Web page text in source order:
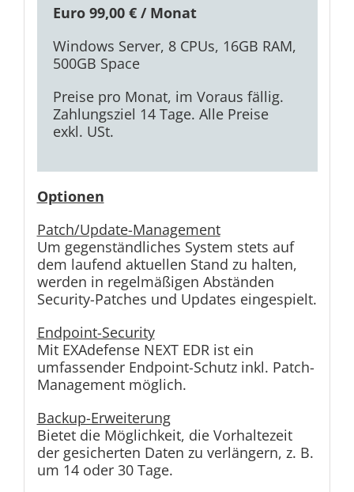
Euro 99,00 € / Monat
Windows Server, 8 CPUs, 16GB RAM,
500GB Space
Preise pro Monat, im Voraus fällig.
Zahlungsziel 14 Tage. Alle Preise
exkl. USt.
Optionen
Patch/Update-Management
Um gegenständliches System stets auf
dem laufend aktuellen Stand zu halten,
werden in regelmäßigen Abständen
Security-Patches und Updates eingespielt.
Endpoint-Security
Mit EXAdefense NEXT EDR ist ein
umfassender Endpoint-Schutz inkl. Patch-
Management möglich.
Backup-Erweiterung
Bietet die Möglichkeit, die Vorhaltezeit
der gesicherten Daten zu verlängern, z. B.
um 14 oder 30 Tage.